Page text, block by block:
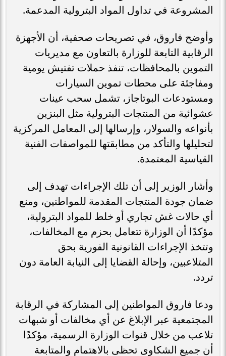
المشروعة في تداول المواد البترولية المدعمة.
وأوضح فاروق، في تصريحات صحفية، أن الأجهزة
الرقابية التابعة للوزارة بالتعاون مع مديريات
التموين بالمحافظات، تنفذ حملات تفتيش يومية
ومفاجئة على محطات تموين السيارات
ومستودعات البوتاجاز، تشمل سحب عينات
عشوائية من المنتجات البترولية مثل البنزين
بأنواعه والسولار، وإرسالها إلى المعامل المركزية
لتحليلها والتأكد من مطابقتها للمواصفات الفنية
القياسية المعتمدة.
وأشار الوزير إلى أن تلك الإجراءات تهدف إلى
ضمان جودة المنتجات المقدمة للمواطنين، ومنع
أي حالات غش تجاري أو خلط للمواد البترولية،
مؤكدًا أن الوزارة تتعامل بحزم مع المخالفات،
وتتخذ الإجراءات القانونية الفورية بحق
المتلاعبين، وإحالة القضايا إلى النيابة العامة دون
تردد.
ودعا فاروق المواطنين إلى المشاركة في الرقابة
المجتمعية عبر الإبلاغ عن أي مخالفات أو شبهات
تلاعب من خلال قنوات الوزارة الرسمية، مؤكدًا
أن جميع الشكاوى تحظى بالاهتمام والمتابعة